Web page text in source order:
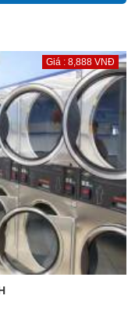
Giá : 8,888 VNĐ